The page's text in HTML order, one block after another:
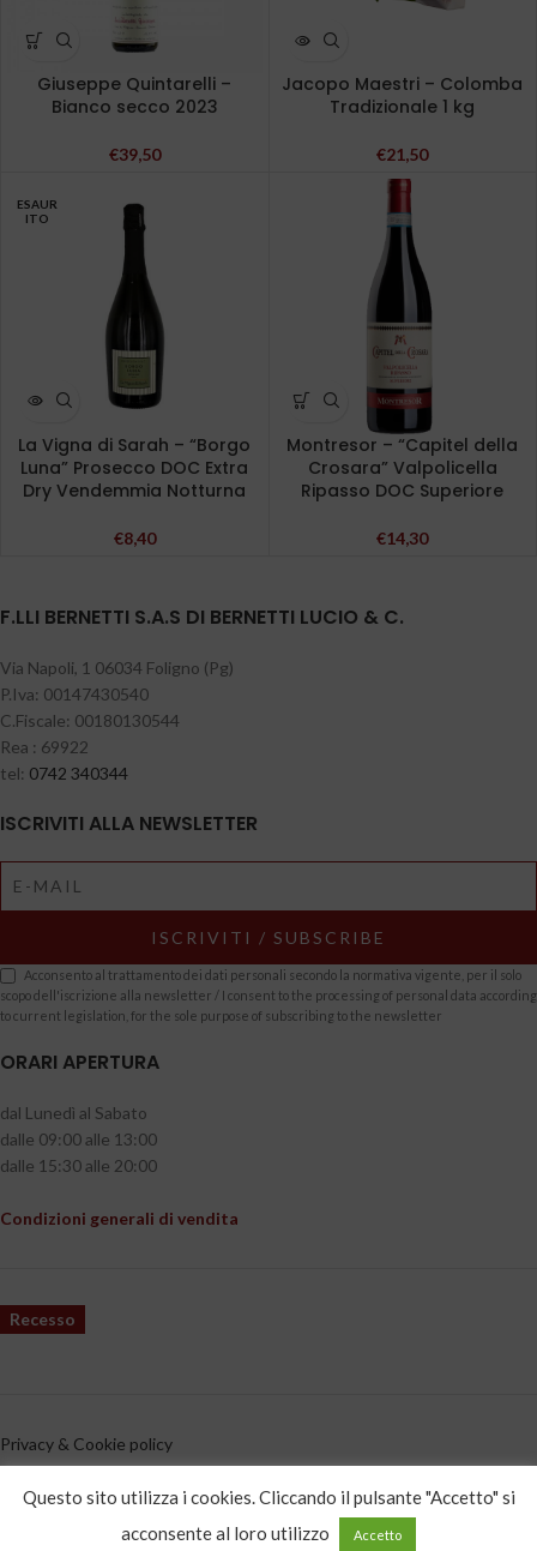
Giuseppe Quintarelli –
Bianco secco 2023
€39,50
Jacopo Maestri – Colomba
Tradizionale 1 kg
€21,50
ESAUR
ITO
La Vigna di Sarah – “Borgo
Luna” Prosecco DOC Extra
Dry Vendemmia Notturna
€8,40
Montresor – “Capitel della
Crosara” Valpolicella
Ripasso DOC Superiore
€14,30
F.LLI BERNETTI S.A.S DI BERNETTI LUCIO & C.
Via Napoli, 1 06034 Foligno (Pg)
P.Iva: 00147430540
C.Fiscale: 00180130544
Rea : 69922
tel: 0742 340344
ISCRIVITI ALLA NEWSLETTER
Acconsento al trattamento dei dati personali secondo la normativa vigente, per il solo
scopo dell'iscrizione alla newsletter / I consent to the processing of personal data according
to current legislation, for the sole purpose of subscribing to the newsletter
ORARI APERTURA
dal Lunedì al Sabato
dalle 09:00 alle 13:00
dalle 15:30 alle 20:00
Condizioni generali di vendita
Recesso
Privacy & Cookie policy
CATEGORIE PRODOTTO
Questo sito utilizza i cookies. Cliccando il pulsante "Accetto" si
acconsente al loro utilizzo
Accetto